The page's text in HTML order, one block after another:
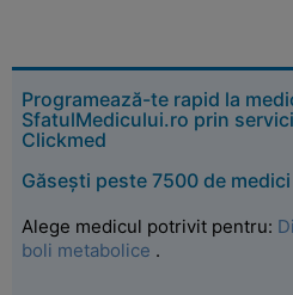
Programează-te rapid la
SfatulMedicului.ro prin
Clickmed
Găsești peste 7500 de
Alege medicul potrivit pentru:
boli metabolice .